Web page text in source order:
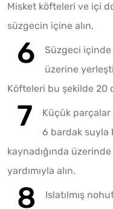
Misket köfteleri ve içi
süzgecin içine alın.
Süzgeci
üzerine
Köfteleri bu şekilde 20
Küçük
6 bardak suyla
kaynadığında
yardımıyla alın.
Islatılmış